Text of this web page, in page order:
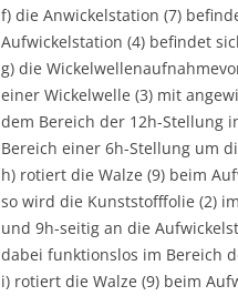
f) die Anwickelstation (7)
Aufwickelstation (4) befindet
g) die
einer Wickelwelle (3) mit
dem Bereich der 12h-Stellung
Bereich einer 6h-Stellung um
h) rotiert die Walze (9) beim
so wird die Kunststofffolie (2)
und 9h-seitig an die
dabei funktionslos im Bereich
i) rotiert die Walze (9) beim